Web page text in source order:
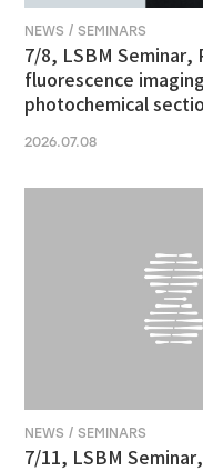
NEWS / SEMINARS
7/8, LSBM Seminar,
fluorescence
photochemical
2026.07.08
NEWS / SEMINARS
7/11, LSBM